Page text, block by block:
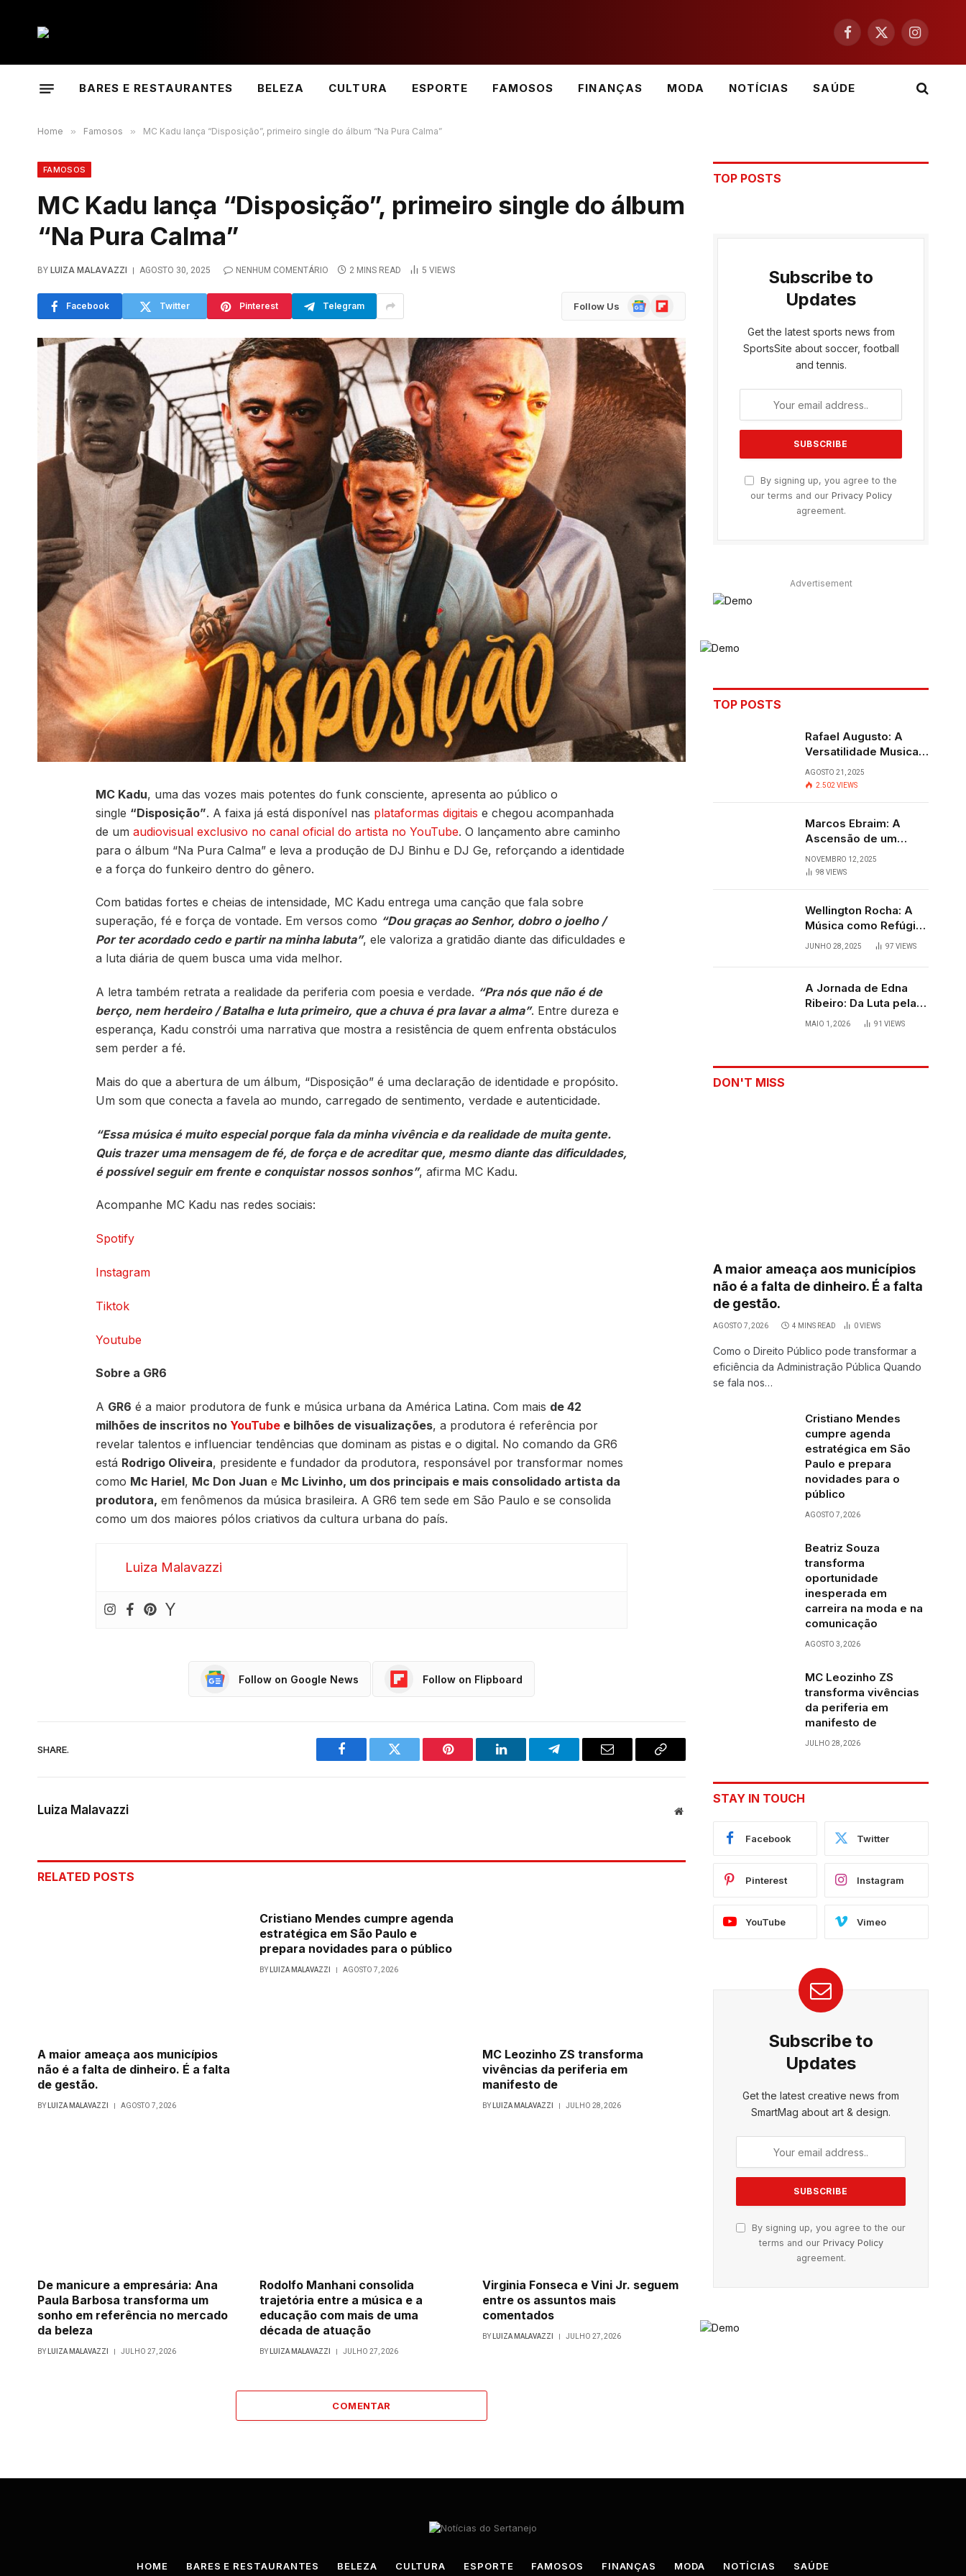
Facebook
X
Instagram
BARES E RESTAURANTES BELEZA CULTURA ESPORTE FAMOSOS FINANÇAS MODA NOTÍCIAS SAÚDE
Home » Famosos » MC Kadu lança “Disposição”, primeiro single do álbum “Na Pura Calma”
FAMOSOS
MC Kadu lança “Disposição”, primeiro single do álbum
“Na Pura Calma”
BY LUIZA MALAVAZZI AGOSTO 30, 2025 NENHUM COMENTÁRIO 2 MINS READ 5 VIEWS
Facebook Twitter Pinterest Telegram Follow Us
GoogleFlipboard
MC Kadu, uma das vozes mais potentes do funk consciente, apresenta ao público o
single “Disposição”. A faixa já está disponível nas plataformas digitais e chegou acompanhada
de um audiovisual exclusivo no canal oficial do artista no YouTube. O lançamento abre caminho
para o álbum “Na Pura Calma” e leva a produção de DJ Binhu e DJ Ge, reforçando a identidade
e a força do funkeiro dentro do gênero.
Com batidas fortes e cheias de intensidade, MC Kadu entrega uma canção que fala sobre
superação, fé e força de vontade. Em versos como “Dou graças ao Senhor, dobro o joelho /
Por ter acordado cedo e partir na minha labuta”, ele valoriza a gratidão diante das dificuldades e
a luta diária de quem busca uma vida melhor.
A letra também retrata a realidade da periferia com poesia e verdade. “Pra nós que não é de
berço, nem herdeiro / Batalha e luta primeiro, que a chuva é pra lavar a alma”. Entre dureza e
esperança, Kadu constrói uma narrativa que mostra a resistência de quem enfrenta obstáculos
sem perder a fé.
Mais do que a abertura de um álbum, “Disposição” é uma declaração de identidade e propósito.
Um som que conecta a favela ao mundo, carregado de sentimento, verdade e autenticidade.
“Essa música é muito especial porque fala da minha vivência e da realidade de muita gente.
Quis trazer uma mensagem de fé, de força e de acreditar que, mesmo diante das dificuldades,
é possível seguir em frente e conquistar nossos sonhos”, afirma MC Kadu.
Acompanhe MC Kadu nas redes sociais:
Spotify
Instagram
Tiktok
Youtube
Sobre a GR6
A GR6 é a maior produtora de funk e música urbana da América Latina. Com mais de 42
milhões de inscritos no YouTube e bilhões de visualizações, a produtora é referência por
revelar talentos e influenciar tendências que dominam as pistas e o digital. No comando da GR6
está Rodrigo Oliveira, presidente e fundador da produtora, responsável por transformar nomes
como Mc Hariel, Mc Don Juan e Mc Livinho, um dos principais e mais consolidado artista da
produtora, em fenômenos da música brasileira. A GR6 tem sede em São Paulo e se consolida
como um dos maiores pólos criativos da cultura urbana do país.
Luiza Malavazzi
Follow on Google News Follow on Flipboard
SHARE.
Facebook Twitter Pinterest LinkedIn Telegram Email
Copy
Luiza Malavazzi Website
RELATED POSTS
A maior ameaça aos municípios
não é a falta de dinheiro. É a falta
de gestão.
BY LUIZA MALAVAZZI AGOSTO 7, 2026
Cristiano Mendes cumpre agenda
estratégica em São Paulo e
prepara novidades para o público
BY LUIZA MALAVAZZI AGOSTO 7, 2026
MC Leozinho ZS transforma
vivências da periferia em
manifesto de
BY LUIZA MALAVAZZI JULHO 28, 2026
De manicure a empresária: Ana
Paula Barbosa transforma um
sonho em referência no mercado
da beleza
BY LUIZA MALAVAZZI JULHO 27, 2026
Rodolfo Manhani consolida
trajetória entre a música e a
educação com mais de uma
década de atuação
BY LUIZA MALAVAZZI JULHO 27, 2026
Virginia Fonseca e Vini Jr. seguem
entre os assuntos mais
comentados
BY LUIZA MALAVAZZI JULHO 27, 2026
COMENTAR
TOP POSTS
Subscribe to
Updates
Get the latest sports news from
SportsSite about soccer, football
and tennis.
By signing up, you agree to the
our terms and our Privacy Policy
agreement.
Advertisement
TOP POSTS
Rafael Augusto: A
Versatilidade Musical
que Transcende
Fronteiras
AGOSTO 21, 2025
2.502 VIEWS
Marcos Ebraim: A
Ascensão de um
Jovem Talento do
Sertanejo
NOVEMBRO 12, 2025
98 VIEWS
Wellington Rocha: A
Música como Refúgio
e Alegria em
JUNHO 28, 2025 97 VIEWS
A Jornada de Edna
Ribeiro: Da Luta pela
Sobrevivência ao
MAIO 1, 2026 91 VIEWS
DON'T MISS
A maior ameaça aos municípios
não é a falta de dinheiro. É a falta
de gestão.
AGOSTO 7, 2026 4 MINS READ 0VIEWS
Como o Direito Público pode transformar a
eficiência da Administração Pública Quando
se fala nos…
Cristiano Mendes
cumpre agenda
estratégica em São
Paulo e prepara
novidades para o
público
AGOSTO 7, 2026
Beatriz Souza
transforma
oportunidade
inesperada em
carreira na moda e na
comunicação
AGOSTO 3, 2026
MC Leozinho ZS
transforma vivências
da periferia em
manifesto de
JULHO 28, 2026
STAY IN TOUCH
Facebook Twitter
Pinterest Instagram
YouTube Vimeo
Subscribe to
Updates
Get the latest creative news from
SmartMag about art & design.
By signing up, you agree to the our
terms and our Privacy Policy
agreement.
HOME BARES E RESTAURANTES BELEZA CULTURA ESPORTE FAMOSOS FINANÇAS MODA NOTÍCIAS SAÚDE